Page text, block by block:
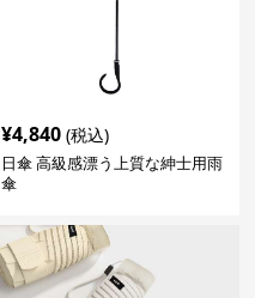
¥4,840 (税込)
日傘 高級感漂う上質な紳士用雨
傘